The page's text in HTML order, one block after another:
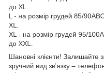
до XL.
L - на розмір грудей 85/
XL.
XL - на розмір грудей 95/
до XXL.
Шановні клієнти! Залишайте
зручний вид зв'язку –